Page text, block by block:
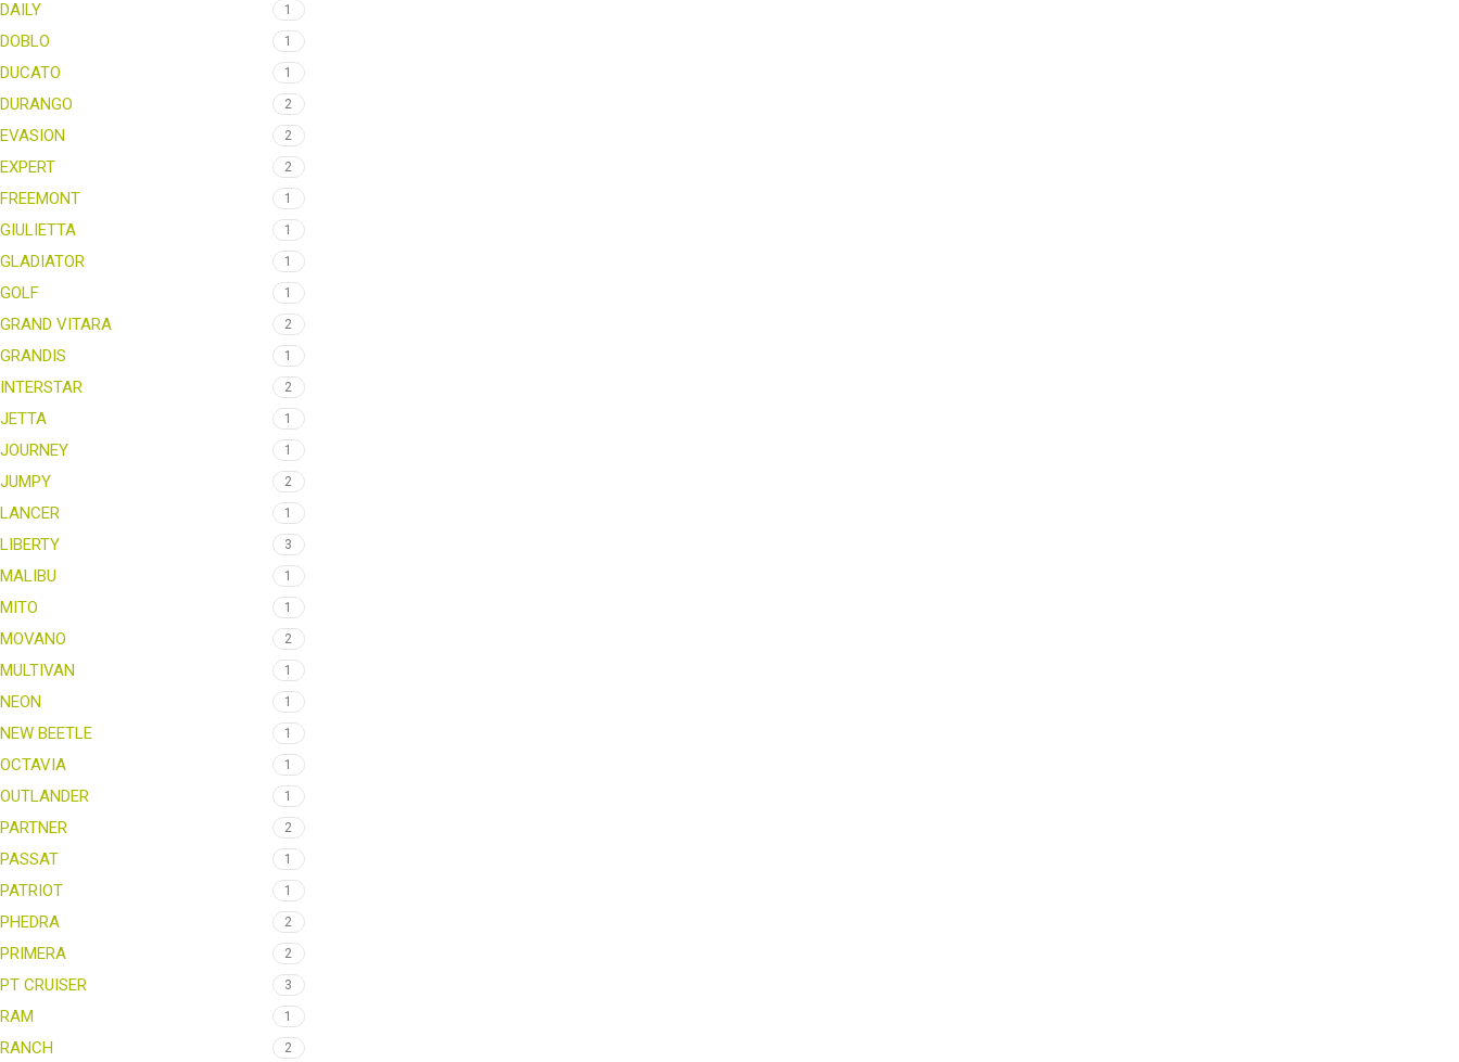
DAILY 1
DOBLO 1
DUCATO 1
DURANGO 2
EVASION 2
EXPERT 2
FREEMONT 1
GIULIETTA 1
GLADIATOR 1
GOLF 1
GRAND VITARA 2
GRANDIS 1
INTERSTAR 2
JETTA 1
JOURNEY 1
JUMPY 2
LANCER 1
LIBERTY 3
MALIBU 1
MITO 1
MOVANO 2
MULTIVAN 1
NEON 1
NEW BEETLE 1
OCTAVIA 1
OUTLANDER 1
PARTNER 2
PASSAT 1
PATRIOT 1
PHEDRA 2
PRIMERA 2
PT CRUISER 3
RAM 1
RANCH 2